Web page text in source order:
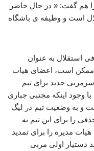
هم گفت: « در حال حاضر
است و وظیفه ی باشگاه
استقلال به عنوان
ممکن است، اعضای هیات
جدید برای تیم
وجود اینکه مجتبی جباری
و به وضعیت تیم در لیگ
را برای این تیم به
مدیره را برای تمدید
دستیار اولی مربی